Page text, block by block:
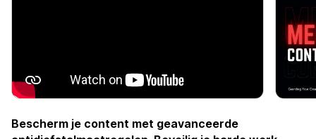
Bescherm je content met geavanceerde